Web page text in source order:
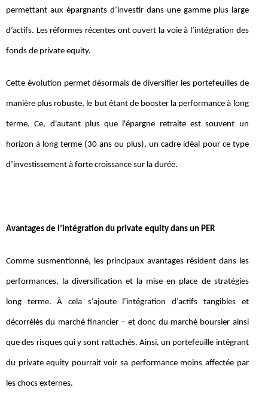
permettant aux épargnants d’investir dans une gamme plus large
d’actifs. Les réformes récentes ont ouvert la voie à l’intégration des
fonds de private equity.
Cette évolution permet désormais de diversifier les portefeuilles de
manière plus robuste, le but étant de booster la performance à long
terme. Ce, d'autant plus que l'épargne retraite est souvent un
horizon à long terme (30 ans ou plus), un cadre idéal pour ce type
d’investissement à forte croissance sur la durée.
Avantages de l’intégration du private equity dans un PER
Comme susmentionné, les principaux avantages résident dans les
performances, la diversification et la mise en place de stratégies
long terme. À cela s’ajoute l’intégration d’actifs tangibles et
décorrélés du marché financier – et donc du marché boursier ainsi
que des risques qui y sont rattachés. Ainsi, un portefeuille intégrant
du private equity pourrait voir sa performance moins affectée par
les chocs externes.